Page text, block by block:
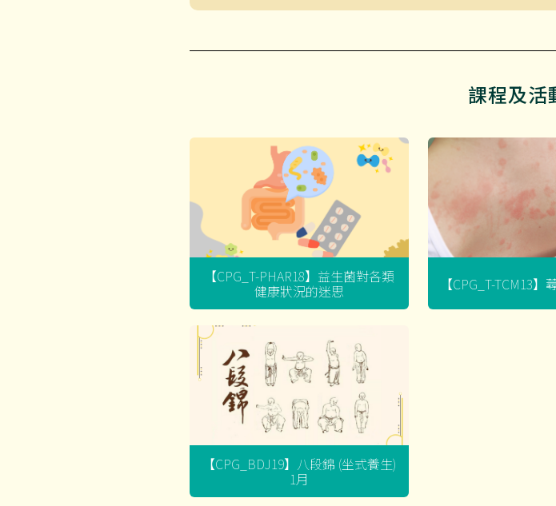
課程及活
【CPG_T-PHAR18】益生菌對各類
健康狀況的迷思 【CPG_T-TCM13
【CPG_BDJ19】八段錦 (坐式養生)
1月